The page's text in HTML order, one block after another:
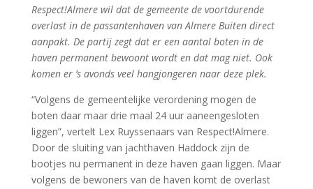
Respect!Almere wil dat de gemeente de voortdurende
overlast in de passantenhaven van Almere Buiten direct
aanpakt. De partij zegt dat er een aantal boten in de
haven permanent bewoont wordt en dat mag niet. Ook
komen er ’s avonds veel hangjongeren naar deze plek.
“Volgens de gemeentelijke verordening mogen de
boten daar maar drie maal 24 uur aaneengesloten
liggen”, vertelt Lex Ruyssenaars van Respect!Almere.
Door de sluiting van jachthaven Haddock zijn de
bootjes nu permanent in deze haven gaan liggen. Maar
volgens de bewoners van de haven komt de overlast